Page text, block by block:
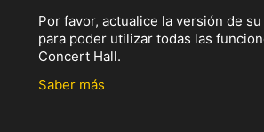
Por favor, actualice la versión de
para poder utilizar todas las
Concert Hall.
Saber más